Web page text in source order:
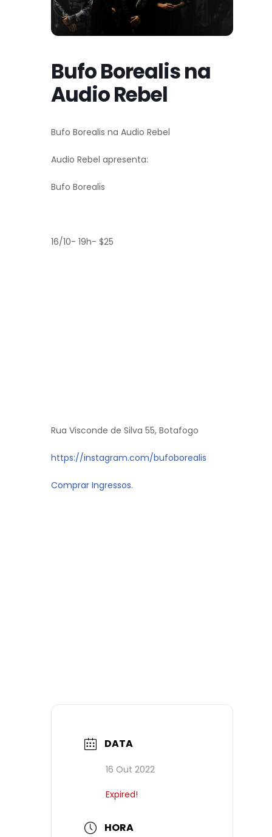
Bufo Borealis na
Audio Rebel
Bufo Borealis na Audio Rebel
Audio Rebel apresenta:
Bufo Borealis
16/10- 19h- $25
Rua Visconde de Silva 55, Botafogo
https://instagram.com/bufoborealis
Comprar Ingressos.
DATA
16 Out 2022
Expired!
HORA